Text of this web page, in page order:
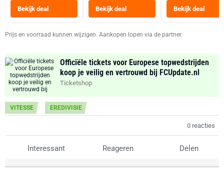
Bekijk deal Bekijk deal
Heteluchtfriteuse
Zwart
Bekijk deal
Prijs en voorraad kunnen wijzigen. Aankopen lopen via de partner.
Officiële tickets voor Europese topwedstrijden
koop je veilig en vertrouwd bij FCUpdate.nl
Ticketshop
VITESSE EREDIVISIE
0 reacties
Interessant Reageren Delen